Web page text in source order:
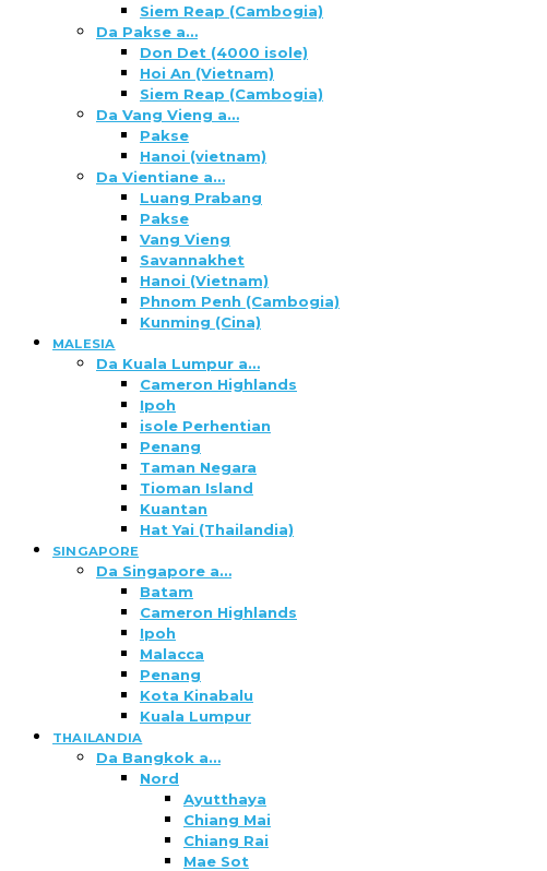
Siem Reap (Cambogia)
Da Pakse a…
Don Det (4000 isole)
Hoi An (Vietnam)
Siem Reap (Cambogia)
Da Vang Vieng a…
Pakse
Hanoi (vietnam)
Da Vientiane a…
Luang Prabang
Pakse
Vang Vieng
Savannakhet
Hanoi (Vietnam)
Phnom Penh (Cambogia)
Kunming (Cina)
MALESIA
Da Kuala Lumpur a…
Cameron Highlands
Ipoh
isole Perhentian
Penang
Taman Negara
Tioman Island
Kuantan
Hat Yai (Thailandia)
SINGAPORE
Da Singapore a…
Batam
Cameron Highlands
Ipoh
Malacca
Penang
Kota Kinabalu
Kuala Lumpur
THAILANDIA
Da Bangkok a…
Nord
Ayutthaya
Chiang Mai
Chiang Rai
Mae Sot